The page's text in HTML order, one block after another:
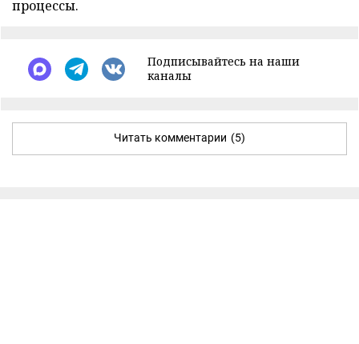
процессы.
Подписывайтесь на наши
каналы
Читать комментарии (5)